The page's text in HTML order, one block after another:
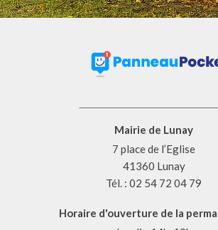
Mairie de Lunay
7 place de l’Eglise
41360 Lunay
Tél. : 02 54 72 04 79
Horaire d'ouverture de la